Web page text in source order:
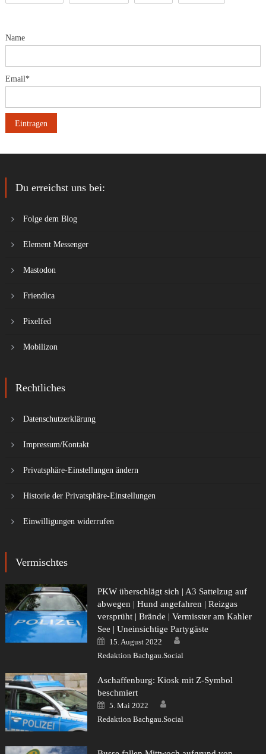
Name
Email*
Du erreichst uns bei:
Folge dem Blog
Element Messenger
Mastodon
Friendica
Pixelfed
Mobilizon
Rechtliches
Datenschutzerklärung
Impressum/Kontakt
Privatsphäre-Einstellungen ändern
Historie der Privatsphäre-Einstellungen
Einwilligungen widerrufen
Vermischtes
PKW überschlägt sich | A3 Sattelzug auf
abwegen | Hund angefahren | Reizgas
versprüht | Brände | Vermisster am Kahler
See | Uneinsichtige Partygäste
Posted
on
15. August 2022
Redaktion Bachgau.Social
Aschaffenburg: Kiosk mit Z-Symbol
beschmiert
Posted
on
5. Mai 2022
Redaktion Bachgau.Social